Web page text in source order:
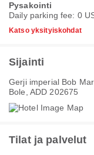
Pysakointi
Daily parking fee: 0
Katso yksityiskohdat
Sijainti
Gerji imperial Bob
Bole, ADD 202675
Tilat ja palvelut